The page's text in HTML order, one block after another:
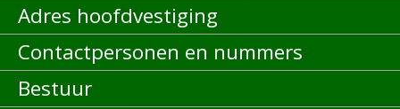
Adres hoofdvestiging
Contactpersonen en nummers
Bestuur